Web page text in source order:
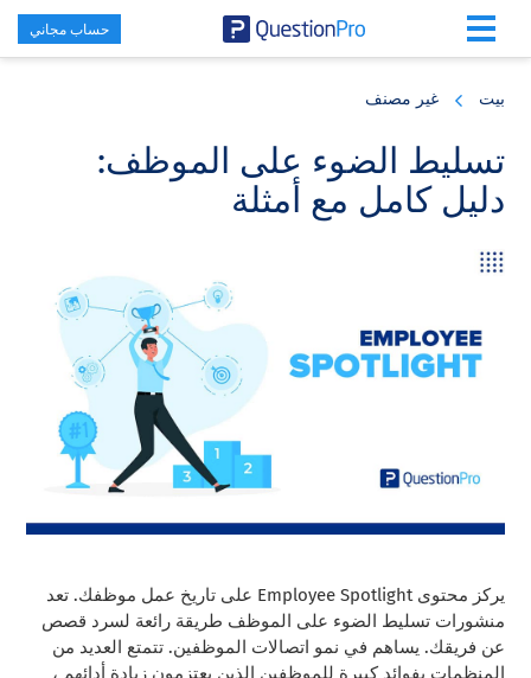
حساب مجاني
بيت غير مصنف
تسليط الضوء على الموظف:
دليل كامل مع أمثلة
يركز محتوى Employee Spotlight على تاريخ عمل موظفك. تعد
منشورات تسليط الضوء على الموظف طريقة رائعة لسرد قصص
عن فريقك. يساهم في نمو اتصالات الموظفين.تتمتع العديد من